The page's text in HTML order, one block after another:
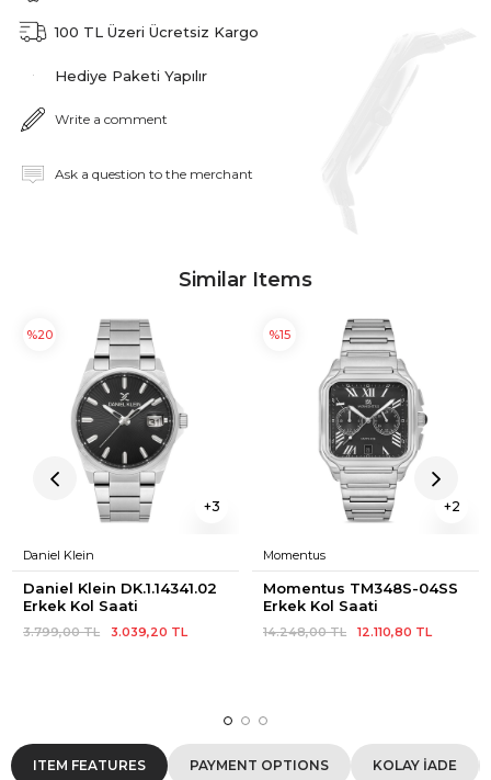
100 TL Üzeri Ücretsiz Kargo
Hediye Paketi Yapılır
Write a comment
Ask a question to the merchant
Similar Items
3
Daniel Klein
Daniel Klein DK.1.14341.02
Erkek Kol Saati
3.039,20 TL
3.799,00 TL
%20
2
Momentus
Momentus TM348S-04SS
Erkek Kol Saati
12.110,80 TL
14.248,00 TL
%15
ITEM FEATURES PAYMENT OPTIONS KOLAY İADE